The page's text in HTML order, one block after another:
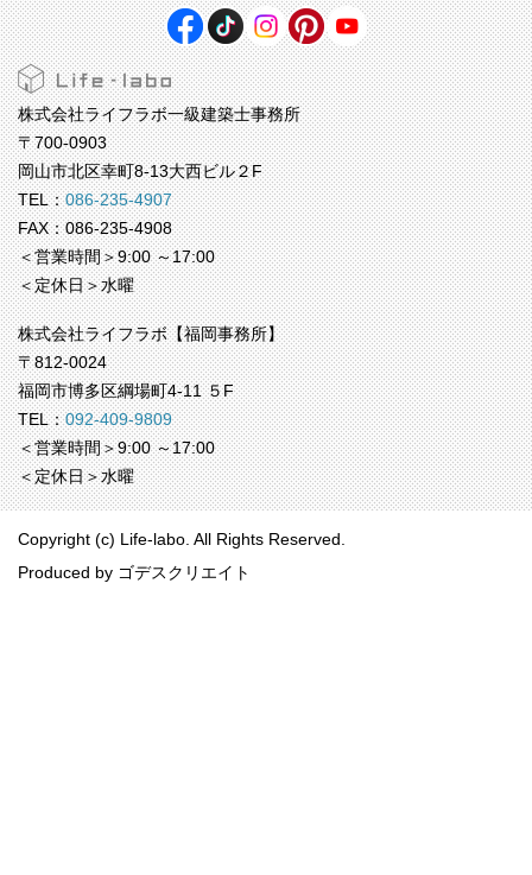
株式会社ライフラボ一級建築士事務所
〒700-0903
岡山市北区幸町8-13大西ビル２F
TEL：086-235-4907
FAX：086-235-4908
＜営業時間＞9:00 ～17:00
＜定休日＞水曜
株式会社ライフラボ【福岡事務所】
〒812-0024
福岡市博多区綱場町4-11 ５F
TEL：092-409-9809
＜営業時間＞9:00 ～17:00
＜定休日＞水曜
Copyright (c) Life-labo. All Rights Reserved.
Produced by ゴデスクリエイト